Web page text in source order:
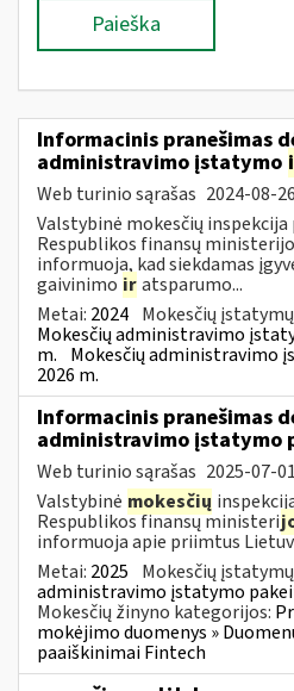
Paieška
Informacinis pranešimas
administravimo įstatymo
Web turinio sąrašas 2024-08-26
Valstybinė mokesčių inspekcija
Respublikos finansų
informuoja, kad siekdamas
gaivinimo iratsparumo...
Metai: 2024 Mokesčių
Mokesčių administravimo
m. Mokesčių administravimo
2026 m.
Informacinis pranešimas
administravimo įstatymo
Web turinio sąrašas 2025-07-01
Valstybinė mokesčių
Respublikos finansų ministeri
informuoja apie priimtus
Metai: 2025 Mokesčių
administravimo įstatymo
Mokesčių žinyno kategorijos:
mokėjimo duomenys »
paaiškinimai Fintech